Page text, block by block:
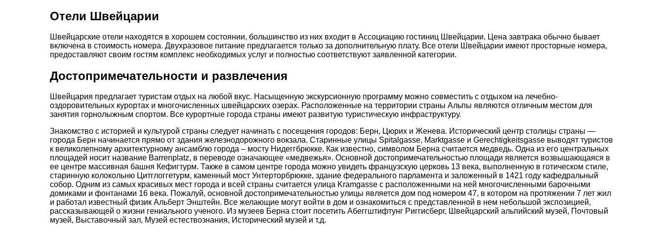
Отели Швейцарии
Швейцарские отели находятся в хорошем состоянии, большинство из них входит в Ассоциацию гостиниц Швейцарии. Цена завтрака обычно бывает
включена в стоимость номера. Двухразовое питание предлагается только за дополнительную плату. Все отели Швейцарии имеют просторные номера,
предоставляют своим гостям комплекс необходимых услуг и полностью соответствуют заявленной категории.
Достопримечательности и развлечения
Швейцария предлагает туристам отдых на любой вкус. Насыщенную экскурсионную программу можно совместить с отдыхом на лечебно-
оздоровительных курортах и многочисленных швейцарских озерах. Расположенные на территории страны Альпы являются отличным местом для
занятия горнолыжным спортом. Все курортные города страны имеют развитую туристическую инфраструктуру.
Знакомство с историей и культурой страны следует начинать с посещения городов: Берн, Цюрих и Женева. Исторический центр столицы страны —
города Берн начинается прямо от здания железнодорожного вокзала. Старинные улицы Spitalgasse, Marktgasse и Gerechtigkeitsgasse выводят туристов
к великолепному архитектурному ансамблю города – мосту Нидеггбрюкке. Как известно, символом Берна считается медведь. Одна из его центральных
площадей носит название Barrenplatz, в переводе означающее «медвежья». Основной достопримечательностью площади является возвышающаяся в
ее центре массивная башня Кефигтурм. Также в самом центре города можно увидеть французскую церковь 13 века, выполненную в готическом стиле,
старинную колокольню Цитглоггетурм, каменный мост Унтерторбрюкке, здание федерального парламента и заложенный в 1421 году кафедральный
собор. Одним из самых красивых мест города и всей страны считается улица Kramgasse с расположенными на ней многочисленными барочными
домиками и фонтанами 16 века. Пожалуй, основной достопримечательностью улицы является дом под номером 47, в котором на протяжении 7 лет жил
и работал известный физик Альберт Энштейн. Все желающие могут войти в дом и ознакомиться с представленной в нем небольшой экспозицией,
рассказывающей о жизни гениального ученого. Из музеев Берна стоит посетить Абеггштифтунг Риггисберг, Швейцарский альпийский музей, Почтовый
музей, Выставочный зал, Музей естествознания, Исторический музей и т.д.